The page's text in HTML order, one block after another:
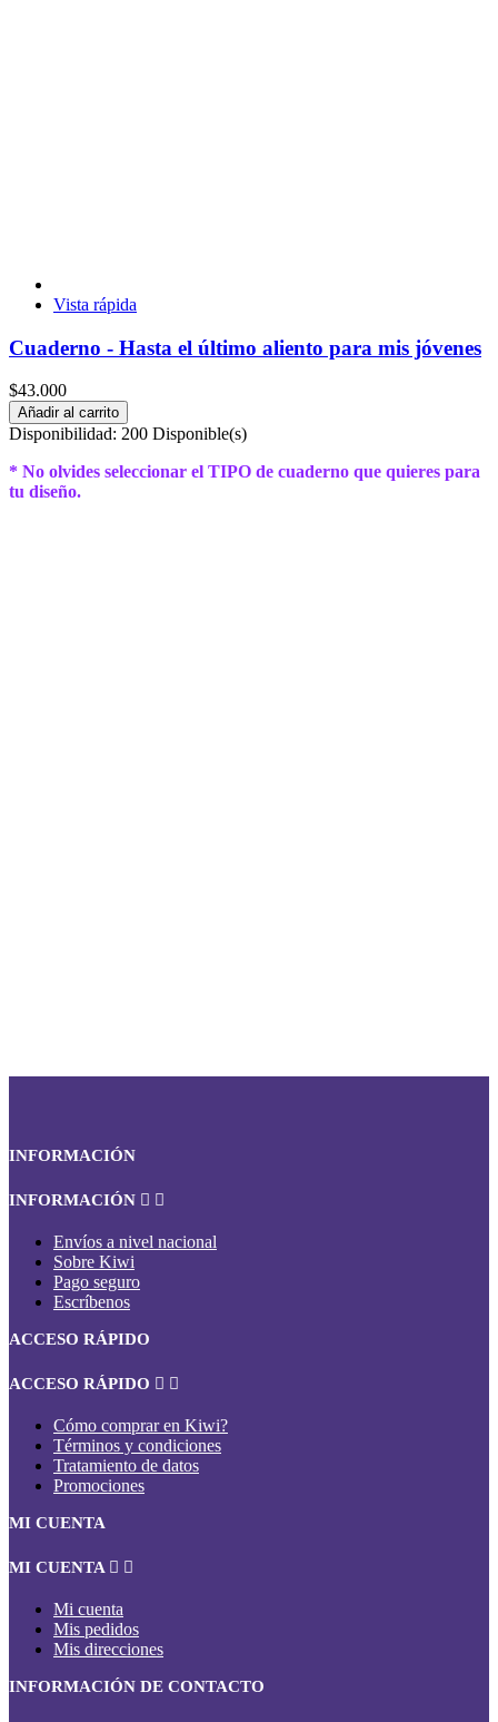
Vista rápida
Cuaderno - Hasta el último aliento para mis jóvenes
$43.000
Añadir al carrito
Disponibilidad: 200 Disponible(s)
* No olvides seleccionar el TIPO de cuaderno que quieres para
tu diseño.
INFORMACIÓN
INFORMACIÓN  
Envíos a nivel nacional
Sobre Kiwi
Pago seguro
Escríbenos
ACCESO RÁPIDO
ACCESO RÁPIDO  
Cómo comprar en Kiwi?
Términos y condiciones
Tratamiento de datos
Promociones
MI CUENTA
MI CUENTA  
Mi cuenta
Mis pedidos
Mis direcciones
INFORMACIÓN DE CONTACTO